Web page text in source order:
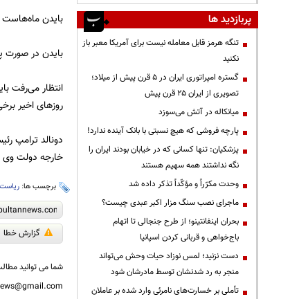
بایدن ماه‌هاست
بایدن در صورت پیروزی در انتخابات
انتظار می‌رفت
روز‌های اخیر
خارجه دولت وی
برچسب ها:
گزارش خطا
شما می توانید
پربازدید ها
تنگه هرمز قابل معامله نیست برای آمریکا معبر باز
نکنید
گستره امپراتوری ایران در ۵ قرن پیش از میلاد؛
تصویری از ایران ۲۵ قرن پیش
میانکاله در آتش می‌سوزد
پارچه فروشی که هیچ نسبتی با بانک آینده ندارد!
پزشکیان: تنها کسانی که در خیابان بودند ایران را
نگه نداشتند همه سهیم هستند
وحدت مکرّراً و مؤکّداً تذکر داده شد
ماجرای نصب سنگ مزار اکبر عبدی چیست؟
بحران اینفانتینو؛ از طرح جنجالی تا اتهام
باج‌خواهی و قربانی کردن اسپانیا
دست نزنید؛ لمس نوزاد حیات وحش می‌تواند
منجر به رد شدنشان توسط مادرشان شود
تأملی بر خسارت‌های نامرئی وارد شده بر عاملان